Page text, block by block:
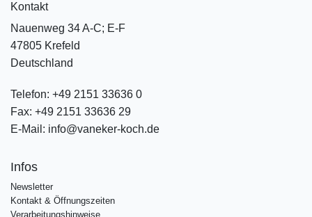
Kontakt
Nauenweg 34 A-C; E-F
47805 Krefeld
Deutschland
Telefon: +49 2151 33636 0
Fax: +49 2151 33636 29
E-Mail: info@vaneker-koch.de
Infos
Newsletter
Kontakt & Öffnungszeiten
Verarbeitungshinweise